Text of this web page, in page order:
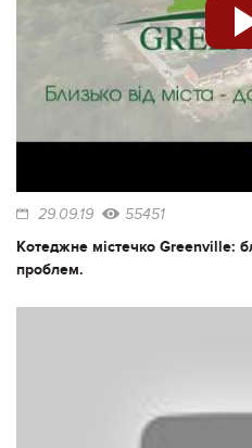
29.09.19 55451
Котеджне містечко Greenville:
проблем.